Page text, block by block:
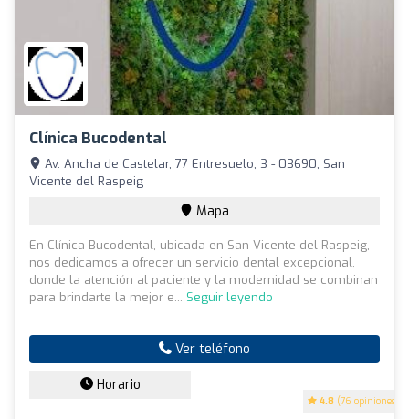
Clínica Bucodental
4.8 (76 opiniones)
Av. Ancha de Castelar, 77 Entresuelo, 3 - 03690, San
Vicente del Raspeig
Mapa
En Clínica Bucodental, ubicada en San Vicente del Raspeig,
nos dedicamos a ofrecer un servicio dental excepcional,
donde la atención al paciente y la modernidad se combinan
para brindarte la mejor e... Seguir leyendo
Ver teléfono
Horario